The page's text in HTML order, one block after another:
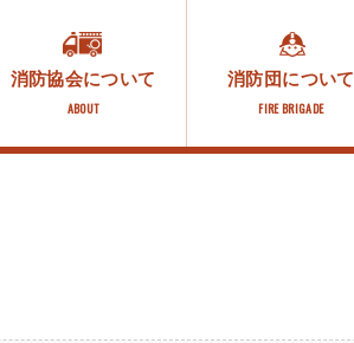
消防協会について
ABOUT
消防団について
FIRE BRIGADE